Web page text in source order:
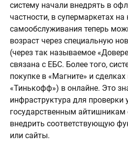
систему начали внедрять в
частности, в супермаркетах на
самообслуживания теперь
возраст через специальную
(через так называемое
связана с ЕБС. Более того,
покупке в «Магните» и
«Тинькофф») в онлайне. Это
инфраструктура для проверки
государственным айтишникам
внедрить соответствующую
или сайты.